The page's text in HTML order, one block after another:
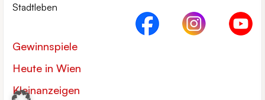
Stadtleben
Gewinnspiele
Heute in Wien
Kleinanzeigen